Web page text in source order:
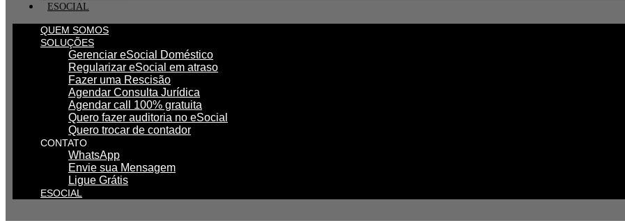
ESOCIAL
QUEM SOMOS
SOLUÇÕES
Gerenciar eSocial Doméstico
Regularizar eSocial em atraso
Fazer uma Rescisão
Agendar Consulta Jurídica
Agendar call 100% gratuita
Quero fazer auditoria no eSocial
Quero trocar de contador
CONTATO
WhatsApp
Envie sua Mensagem
Ligue Grátis
ESOCIAL